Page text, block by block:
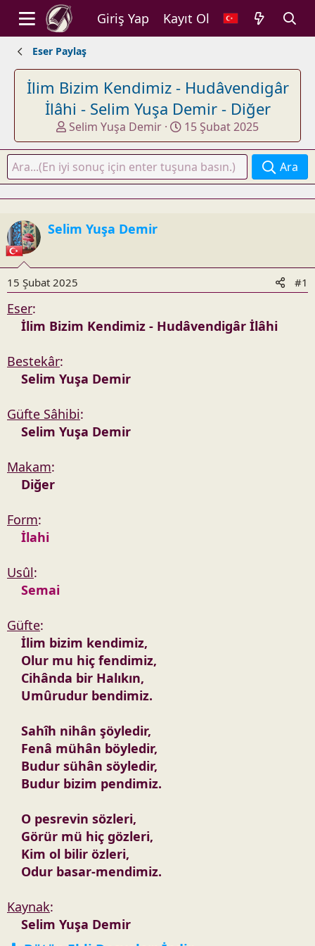
Giriş Yap Kayıt Ol
Eser Paylaş
İlim Bizim Kendimiz - Hudâvendigâr
İlâhi - Selim Yuşa Demir - Diğer
K
o
n
u
y
u
a
l
a
t
n
Selim Yuşa Demir
B
a
ş
l
a
n
t
r
h
15 Şubat 2025
Ara
Selim Yuşa Demir
15 Şubat 2025 #1
Eser:
İlim Bizim Kendimiz - Hudâvendigâr İlâhi
Bestekâr:
Selim Yuşa Demir
Güfte Sâhibi:
Selim Yuşa Demir
Makam:
Diğer
Form:
İlahi
Usûl:
Semai
Güfte:
İlim bizim kendimiz,
Olur mu hiç fendimiz,
Cihânda bir Halıkın,
Umûrudur bendimiz.
Sahîh nihân şöyledir,
Fenâ mühân böyledir,
Budur sühân söyledir,
Budur bizim pendimiz.
O pesrevin sözleri,
Görür mü hiç gözleri,
Kim ol bilir özleri,
Odur basar-mendimiz.
Kaynak:
Selim Yuşa Demir